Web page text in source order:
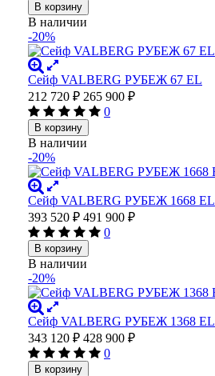
В корзину
В наличии
-20%
Сейф VALBERG РУБЕЖ 67 EL
212 720 ₽ 265 900 ₽
0
В корзину
В наличии
-20%
Сейф VALBERG РУБЕЖ 1668 EL
393 520 ₽ 491 900 ₽
0
В корзину
В наличии
-20%
Сейф VALBERG РУБЕЖ 1368 EL
343 120 ₽ 428 900 ₽
0
В корзину